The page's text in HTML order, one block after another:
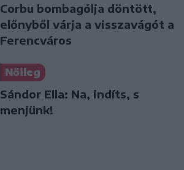
Corbu bombagólja döntött,
előnyből várja a visszavágót a
Ferencváros
Nőileg
Sándor Ella: Na, indíts, s
menjünk!